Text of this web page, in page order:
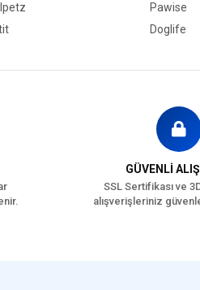
Pawise
Doglife
GÜVENLİ
SSL Sertifikası ve
alışverişleriniz